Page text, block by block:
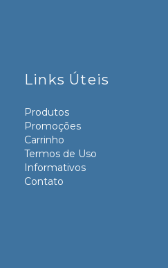
Links Úteis
Produtos
Promoções
Carrinho
Termos de Uso
Informativos
Contato